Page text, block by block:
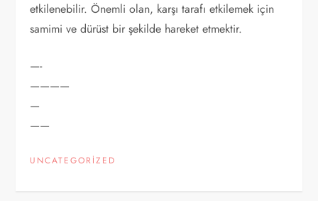
etkilenebilir. Önemli olan, karşı tarafı etkilemek için
samimi ve dürüst bir şekilde hareket etmektir.
—-
————
—
——
UNCATEGORIZED